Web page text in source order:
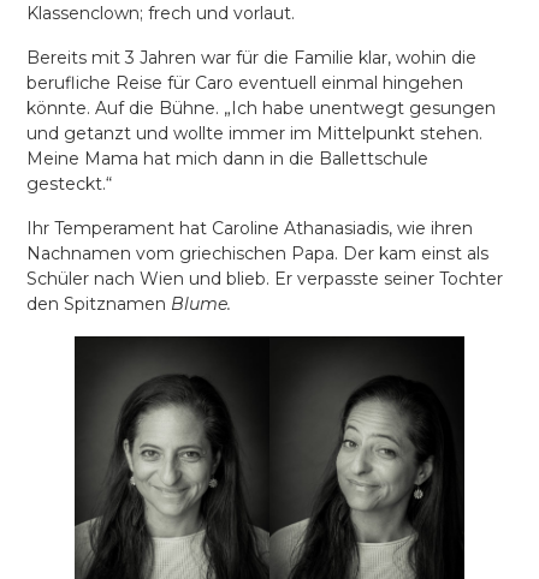
Klassenclown; frech und vorlaut.
Bereits mit 3 Jahren war für die Familie klar, wohin die
berufliche Reise für Caro eventuell einmal hingehen
könnte. Auf die Bühne. „Ich habe unentwegt gesungen
und getanzt und wollte immer im Mittelpunkt stehen.
Meine Mama hat mich dann in die Ballettschule
gesteckt.“
Ihr Temperament hat Caroline Athanasiadis, wie ihren
Nachnamen vom griechischen Papa. Der kam einst als
Schüler nach Wien und blieb. Er verpasste seiner Tochter
den Spitznamen Blume.